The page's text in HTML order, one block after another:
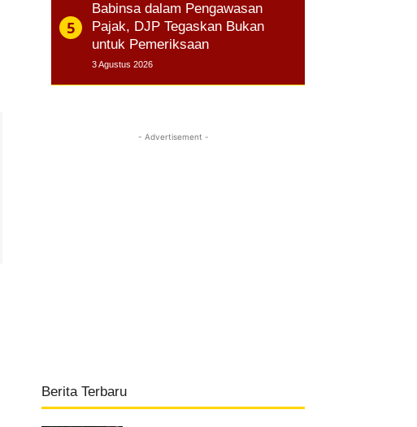
Babinsa dalam Pengawasan
Pajak, DJP Tegaskan Bukan
untuk Pemeriksaan
3 Agustus 2026
- Advertisement -
Berita Terbaru